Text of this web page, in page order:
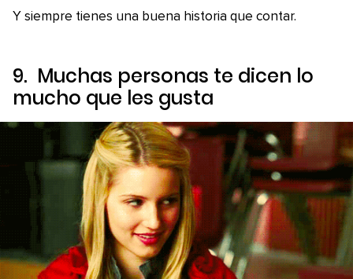
Y siempre tienes una buena historia que contar.
9. Muchas personas te dicen lo
mucho que les gusta